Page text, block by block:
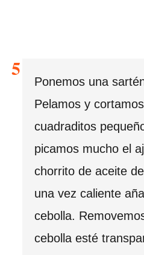
Ponemos una
Pelamos y
cuadraditos
picamos mucho el
chorrito de aceite
una vez caliente
cebolla.
cebolla esté